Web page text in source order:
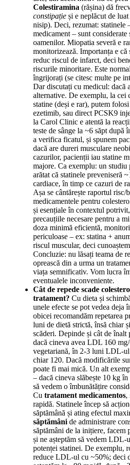
Colestiramina (rășina) dă
constipație și e neplăcut de
nisip). Deci, rezumat: statinele
medicament – sunt considerate
oamenilor. Miopatia severă e
monitorizează. Importanța e că
reduc riscul de infarct, deci
riscurile minoritare. Este
îngrijorați (se citesc multe pe
Dar discutați cu medicul: dacă
alternative. De exemplu, la cei
statine (deși e rar), putem
ezetimib, sau direct PCSK9
la Carol Clinic e atentă la
teste de sânge la ~6 săpt după
a verifica ficatul, și spunem
dacă are dureri musculare
cazurilor, pacienții iau statine
majore. Ca exemplu: un studiu
arătat că statinele preveniseră
cardiace, în timp ce cazuri de
Așa se cântărește raportul
medicamentele pentru
și esențiale în contextul
precauțiile necesare pentru a
doza minimă eficientă,
periculoase – ex: statina +
riscul muscular, deci
Concluzie: nu lăsați teama de
oprească din a urma un
viața semnificativ. Vom lucra
eventualele inconveniente.
Cât de repede scade
tratament? Cu dieta și
unele efecte se pot vedea deja
obicei recomandăm repetarea
luni de dietă strictă, însă chiar
scăderi. Depinde și cât de înalt
dacă cineva avea LDL 160
vegetariană, în 2-3 luni LDL-
chiar 120. Dacă modificările
poate fi mai mică. Un alt
– dacă cineva slăbește 10 kg
să vedem o îmbunătățire
Cu tratament medicamentos,
rapidă. Statinele încep să
săptămână și ating efectul
săptămâni de administrare
săptămâni de la inițiere,
și ne așteptăm să vedem LDL-
potenței statinei. De exemplu,
reduce LDL-ul cu ~50%; deci